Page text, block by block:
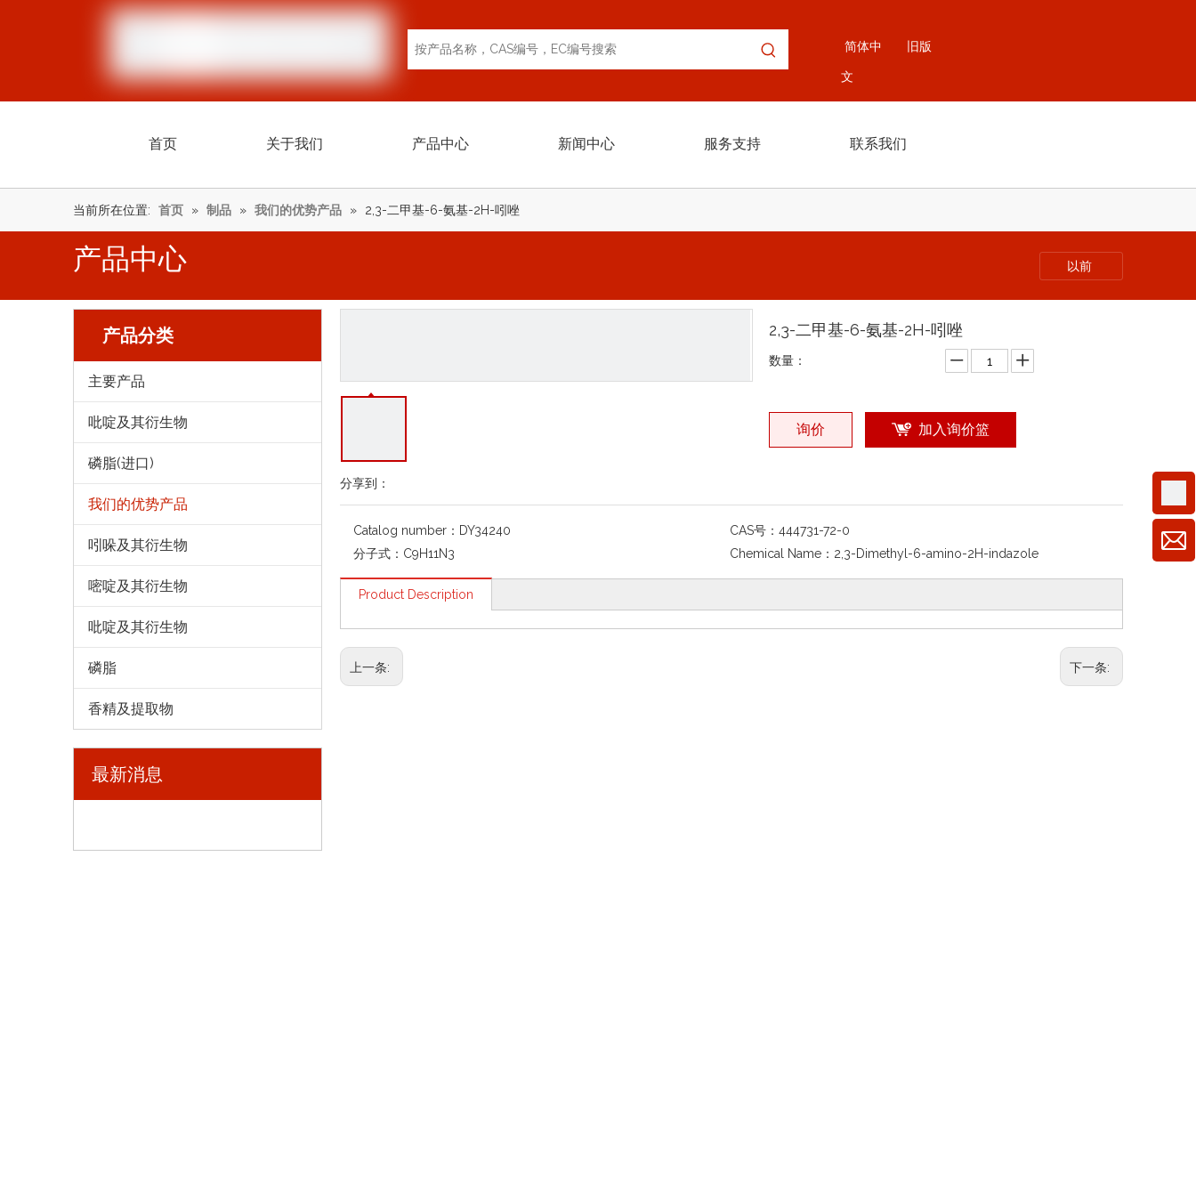
简体中
文
旧版
首页 关于我们 产品中心 新闻中心 服务支持 联系我们
当前所在位置: 首页 » 制品 » 我们的优势产品 » 2,3-二甲基-6-氨基-2H-吲唑
产品中心 以前
产品分类
主要产品
吡啶及其衍生物
磷脂(进口)
我们的优势产品
吲哚及其衍生物
嘧啶及其衍生物
吡啶及其衍生物
磷脂
香精及提取物
最新消息
分享到：
2,3-二甲基-6-氨基-2H-吲唑
数量：
询价 加入询价篮
Catalog number： DY34240 CAS号：444731-72-0
分子式： C9H11N3 Chemical Name： 2,3-Dimethyl-6-amino-2H-indazole
Product Description
上一条: 下一条: